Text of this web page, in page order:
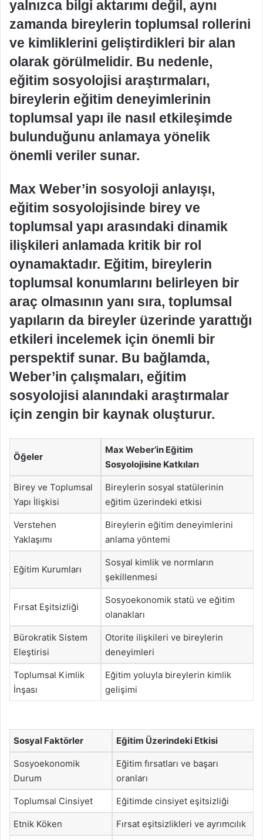
yalnızca bilgi aktarımı değil, aynı
zamanda bireylerin toplumsal rollerini
ve kimliklerini geliştirdikleri bir alan
olarak görülmelidir. Bu nedenle,
eğitim sosyolojisi araştırmaları,
bireylerin eğitim deneyimlerinin
toplumsal yapı ile nasıl etkileşimde
bulunduğunu anlamaya yönelik
önemli veriler sunar.
Max Weber’in sosyoloji anlayışı,
eğitim sosyolojisinde birey ve
toplumsal yapı arasındaki dinamik
ilişkileri anlamada kritik bir rol
oynamaktadır. Eğitim, bireylerin
toplumsal konumlarını belirleyen bir
araç olmasının yanı sıra, toplumsal
yapıların da bireyler üzerinde yarattığı
etkileri incelemek için önemli bir
perspektif sunar. Bu bağlamda,
Weber’in çalışmaları, eğitim
sosyolojisi alanındaki araştırmalar
için zengin bir kaynak oluşturur.
Öğeler
Max Weber’in Eğitim
Sosyolojisine Katkıları
Birey ve Toplumsal
Yapı İlişkisi
Bireylerin sosyal statülerinin
eğitim üzerindeki etkisi
Verstehen
Yaklaşımı
Bireylerin eğitim deneyimlerini
anlama yöntemi
Eğitim Kurumları
Sosyal kimlik ve normların
şekillenmesi
Fırsat Eşitsizliği
Sosyoekonomik statü ve eğitim
olanakları
Bürokratik Sistem
Eleştirisi
Otorite ilişkileri ve bireylerin
deneyimleri
Toplumsal Kimlik
İnşası
Eğitim yoluyla bireylerin kimlik
gelişimi
Sosyal Faktörler Eğitim Üzerindeki Etkisi
Sosyoekonomik
Durum
Eğitim fırsatları ve başarı
oranları
Toplumsal Cinsiyet Eğitimde cinsiyet eşitsizliği
Etnik Köken Fırsat eşitsizlikleri ve ayrımcılık